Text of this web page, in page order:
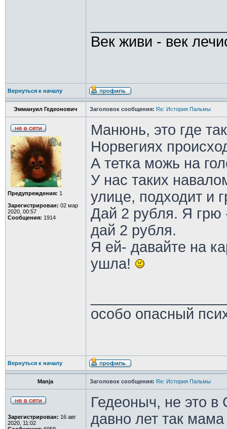
Век живи - век
Вернуться к началу
Эммануил Гедеонович Заголовок сообщения: Re: История Пальмы
Предупреждения: 1
Зарегистрирован: 02 мар
2020, 00:57
Сообщения: 1914
Манюнь, это где
Норвегиях
А тетка можь на
У нас таких
улице, подходит и
Дай 2 рубля. Я грю
дай 2 рубля.
Я ей- давайте на
ушла!
особо опасный
Вернуться к началу
Manja Заголовок сообщения: Re: История Пальмы
Зарегистрирован: 16 авг
2020, 11:02
Гедеоныч, не это
давно лет так